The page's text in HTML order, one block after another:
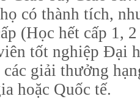
có thành tích,
(Học hết cấp 1,
tốt nghiệp Đại
giải thưởng
hoặc Quốc tế.